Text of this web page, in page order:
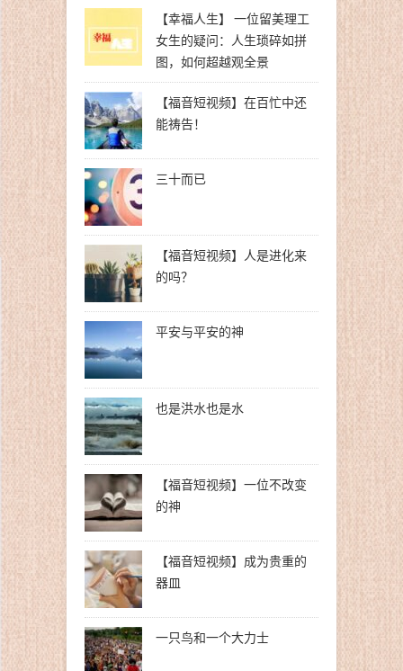
【幸福人生】 一位留美理工
女生的疑问：人生琐碎如拼
图，如何超越观全景
【福音短视频】在百忙中还
能祷告！
三十而已
【福音短视频】人是进化来
的吗？
平安与平安的神
也是洪水也是水
【福音短视频】一位不改变
的神
【福音短视频】成为贵重的
器皿
一只鸟和一个大力士